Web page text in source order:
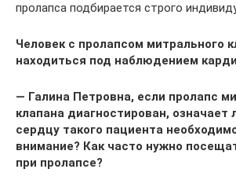
пролапса подбирается строго
Человек с пролапсом митрального
находиться под наблюдением
— Галина Петровна, если пролапс
клапана диагностирован, означает
сердцу такого пациента
внимание? Как часто нужно
при пролапсе?